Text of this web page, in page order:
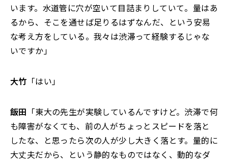
います。水道管に穴が空いて目詰まりしていて。量はあ
るから、そこを通せば足りるはずなんだ、という安易
な考え方をしている。我々は渋滞って経験するじゃな
いですか」
大竹 「はい」
飯田 「東大の先生が実験しているんですけど。渋滞で何
も障害がなくても、前の人がちょっとスピードを落と
したな、と思ったら次の人が少し大きく落とす。量的に
大丈夫だから、という静的なものではなく、動的なダ